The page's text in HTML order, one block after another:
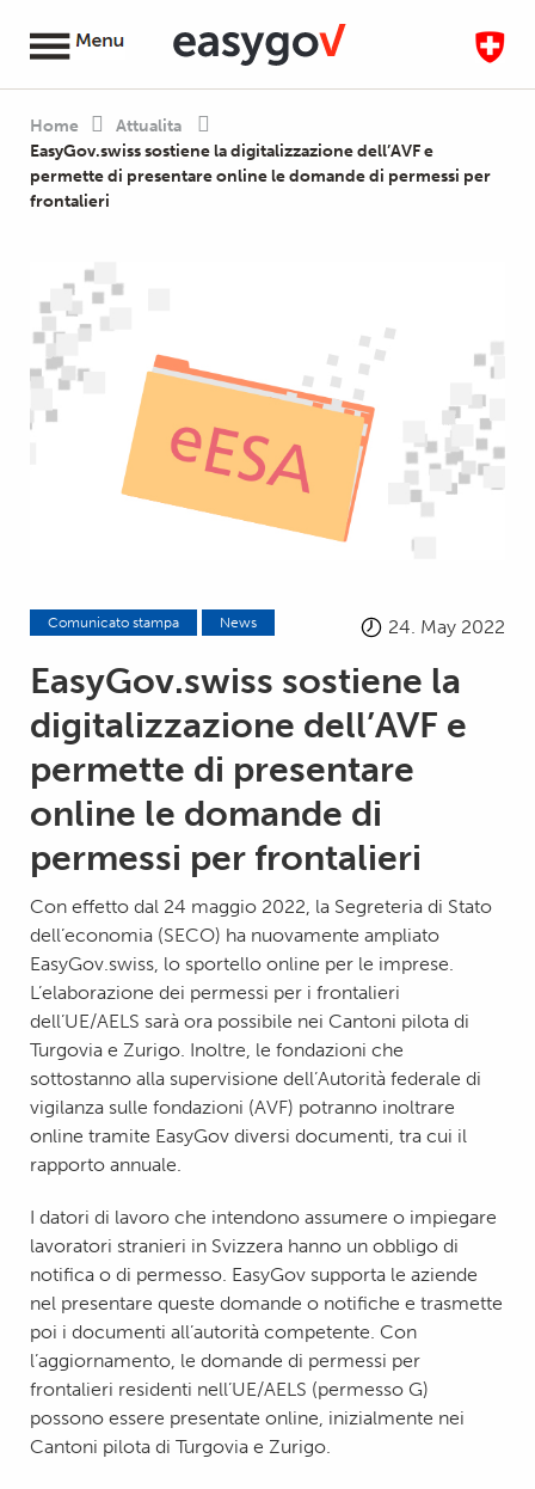
Home
Attualita
EasyGov.swiss sostiene la digitalizzazione dell’AVF e
permette di presentare online le domande di permessi per
frontalieri
Comunicato stampa News 24. May 2022
EasyGov.swiss sostiene la
digitalizzazione dell’AVF e
permette di presentare
online le domande di
permessi per frontalieri
Con effetto dal 24 maggio 2022, la Segreteria di Stato
dell’economia (SECO) ha nuovamente ampliato
EasyGov.swiss, lo sportello online per le imprese.
L’elaborazione dei permessi per i frontalieri
dell’UE/AELS sarà ora possibile nei Cantoni pilota di
Turgovia e Zurigo. Inoltre, le fondazioni che
sottostanno alla supervisione dell’Autorità federale di
vigilanza sulle fondazioni (AVF) potranno inoltrare
online tramite EasyGov diversi documenti, tra cui il
rapporto annuale.
I datori di lavoro che intendono assumere o impiegare
lavoratori stranieri in Svizzera hanno un obbligo di
notifica o di permesso. EasyGov supporta le aziende
nel presentare queste domande o notifiche e trasmette
poi i documenti all’autorità competente. Con
l’aggiornamento, le domande di permessi per
frontalieri residenti nell’UE/AELS (permesso G)
possono essere presentate online, inizialmente nei
Cantoni pilota di Turgovia e Zurigo.